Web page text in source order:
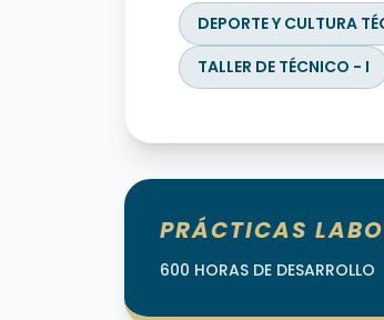
DEPORTE Y CULTURA
TALLER DE TÉCNICO - I
PRÁCTICAS
600 HORAS DE DESARROLLO